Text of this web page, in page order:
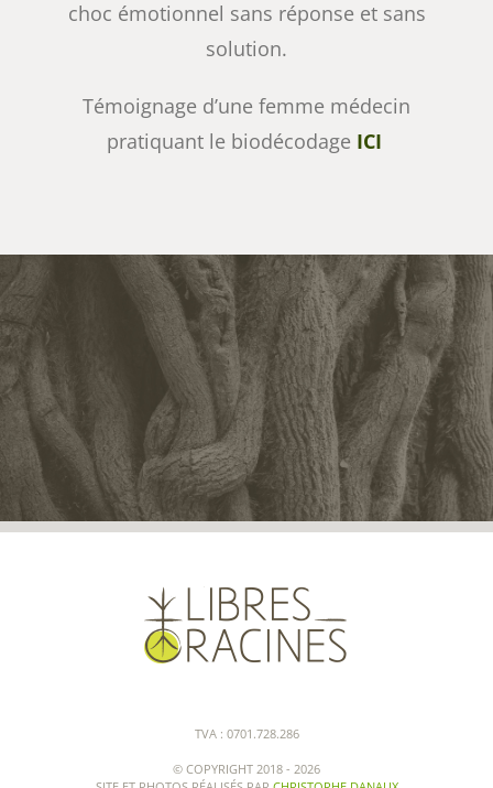
choc émotionnel sans réponse et sans
solution.
Témoignage d’une femme médecin
pratiquant le biodécodage ICI
TVA : 0701.728.286
© COPYRIGHT 2018 - 2026